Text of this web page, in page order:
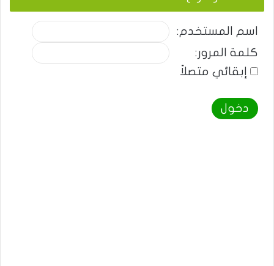
اسم المستخدم:
كلمة المرور:
إبقائي متصلاً
دخول